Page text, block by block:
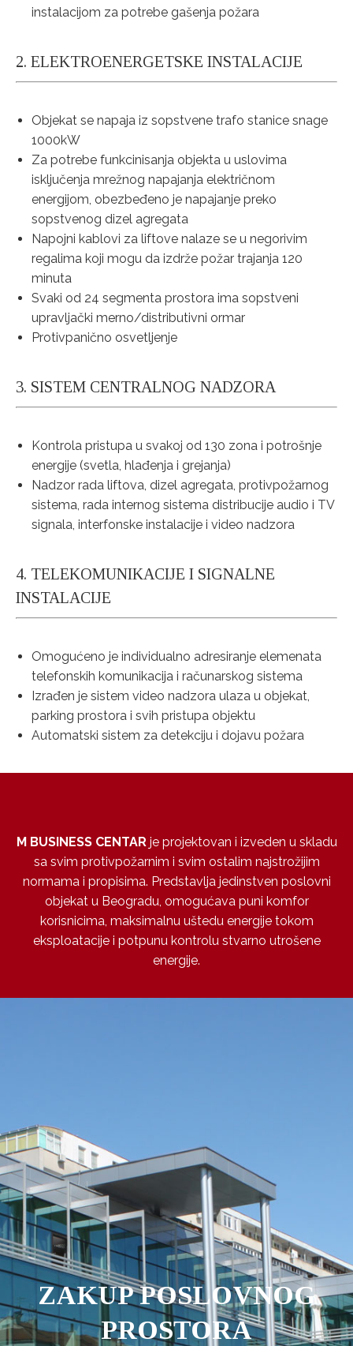
instalacijom za potrebe gašenja požara
2. ELEKTROENERGETSKE INSTALACIJE
Objekat se napaja iz sopstvene trafo stanice snage
1000kW
Za potrebe funkcinisanja objekta u uslovima
isključenja mrežnog napajanja električnom
energijom, obezbeđeno je napajanje preko
sopstvenog dizel agregata
Napojni kablovi za liftove nalaze se u negorivim
regalima koji mogu da izdrže požar trajanja 120
minuta
Svaki od 24 segmenta prostora ima sopstveni
upravljački merno/distributivni ormar
Protivpanično osvetljenje
3. SISTEM CENTRALNOG NADZORA
Kontrola pristupa u svakoj od 130 zona i potrošnje
energije (svetla, hlađenja i grejanja)
Nadzor rada liftova, dizel agregata, protivpožarnog
sistema, rada internog sistema distribucije audio i TV
signala, interfonske instalacije i video nadzora
4. TELEKOMUNIKACIJE I SIGNALNE
INSTALACIJE
Omogućeno je individualno adresiranje elemenata
telefonskih komunikacija i računarskog sistema
Izrađen je sistem video nadzora ulaza u objekat,
parking prostora i svih pristupa objektu
Automatski sistem za detekciju i dojavu požara
M BUSINESS CENTARje projektovan i izveden u skladu
sa svim protivpožarnim i svim ostalim najstrožijim
normama i propisima. Predstavlja jedinstven poslovni
objekat u Beogradu, omogućava puni komfor
korisnicima, maksimalnu uštedu energije tokom
eksploatacije i potpunu kontrolu stvarno utrošene
energije.
ZAKUP POSLOVNOG
PROSTORA